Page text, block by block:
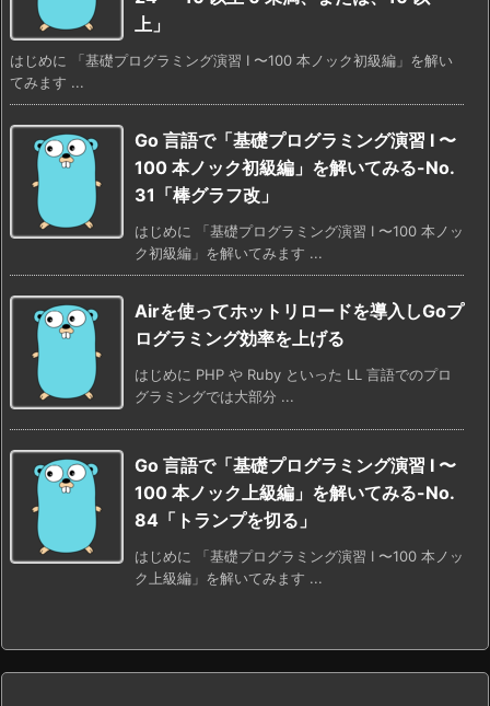
上」
はじめに 「基礎プログラミング演習 I 〜100 本ノック初級編」を解い
てみます ...
Go 言語で「基礎プログラミング演習 I 〜
100 本ノック初級編」を解いてみる-No.
31「棒グラフ改」
はじめに 「基礎プログラミング演習 I 〜100 本ノッ
ク初級編」を解いてみます ...
Airを使ってホットリロードを導入しGoプ
ログラミング効率を上げる
はじめに PHP や Ruby といった LL 言語でのプロ
グラミングでは大部分 ...
Go 言語で「基礎プログラミング演習 I 〜
100 本ノック上級編」を解いてみる-No.
84「トランプを切る」
はじめに 「基礎プログラミング演習 I 〜100 本ノッ
ク上級編」を解いてみます ...